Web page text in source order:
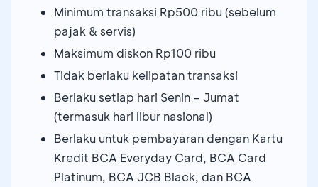
Minimum transaksi Rp500 ribu (sebelum
pajak & servis)
Maksimum diskon Rp100 ribu
Tidak berlaku kelipatan transaksi
Berlaku setiap hari Senin – Jumat
(termasuk hari libur nasional)
Berlaku untuk pembayaran dengan Kartu
Kredit BCA Everyday Card, BCA Card
Platinum, BCA JCB Black, dan BCA